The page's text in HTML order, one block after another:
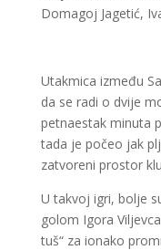
Domagoj Jagetić,
Utakmica između
da se radi o dvije
petnaestak minuta
tada je počeo jak
zatvoreni prostor
U takvoj igri, bolje
golom Igora
tuš“ za ionako